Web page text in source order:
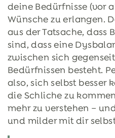
deine Bedürfnisse (vor
Wünsche zu erlangen.
aus der Tatsache,
sind, dass eine
zwischen sich
Bedürfnissen besteht.
also, sich selbst besser
die Schliche zu
mehr zu verstehen –
und milder mit dir